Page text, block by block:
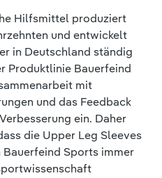
Hilfsmittel produziert
und entwickelt
in Deutschland ständig
Produktlinie Bauerfeind
mit
und das Feedback
ein. Daher
die Upper Leg Sleeves
Sports immer